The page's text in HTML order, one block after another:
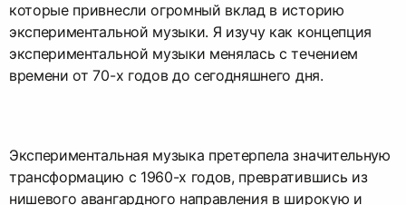
которые привнесли огромный вклад в историю
экспериментальной музыки. Я изучу как концепция
экспериментальной музыки менялась с течением
времени от 70-х годов до сегодняшнего дня.
Экспериментальная музыка претерпела значительную
трансформацию с 1960-х годов, превратившись из
нишевого авангардного направления в широкую и